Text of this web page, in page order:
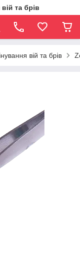
та брів
вій та брів